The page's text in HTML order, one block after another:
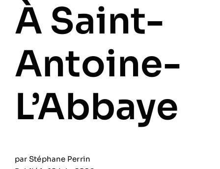
À Saint-
Antoine-
L’Abbaye
par Stéphane Perrin